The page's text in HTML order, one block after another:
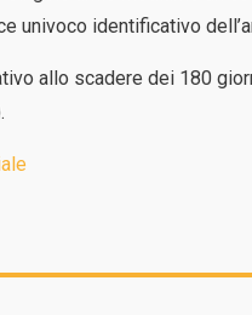
univoco identificativo
allo scadere dei 180